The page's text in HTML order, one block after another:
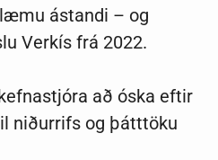
ástandi – og
Verkís frá 2022.
að óska eftir
niðurrifs og þátttöku